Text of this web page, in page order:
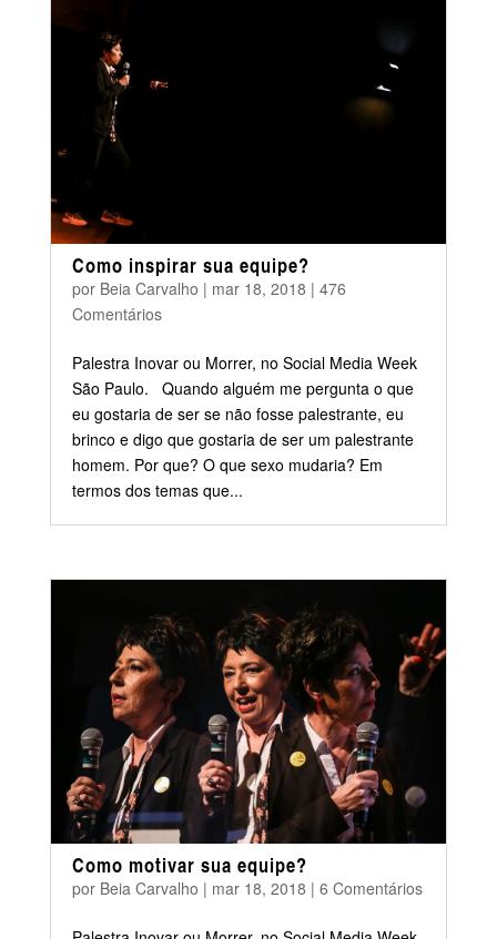
Como inspirar sua equipe?
por Beia Carvalho | mar 18, 2018 | 476
Comentários
Palestra Inovar ou Morrer, no Social Media Week
São Paulo. Quando alguém me pergunta o que
eu gostaria de ser se não fosse palestrante, eu
brinco e digo que gostaria de ser um palestrante
homem. Por que? O que sexo mudaria? Em
termos dos temas que...
Como motivar sua equipe?
por Beia Carvalho | mar 18, 2018 | 6 Comentários